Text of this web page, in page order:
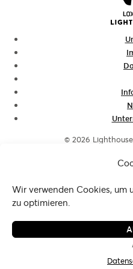
Wir verwenden Cookies, um
zu optimieren.
© 2026